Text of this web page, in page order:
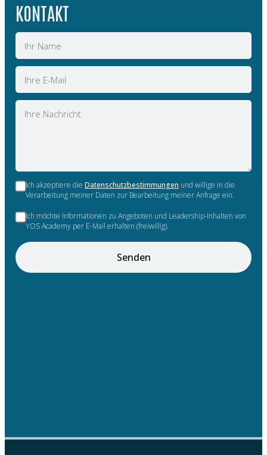
KONTAKT
Name
E-
Mail
Nachricht
Ich akzeptiere die Datenschutzbestimmungen und willige in die
Verarbeitung meiner Daten zur Bearbeitung meiner Anfrage ein.
Ich möchte Informationen zu Angeboten und Leadership-Inhalten von
YOS Academy per E-Mail erhalten (freiwillig).
Senden